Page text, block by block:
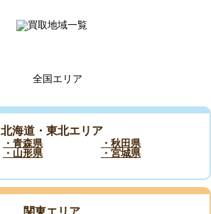
北海道・東北エリア
・青森県
・秋田県
・山形県
・宮城県
関東エリア